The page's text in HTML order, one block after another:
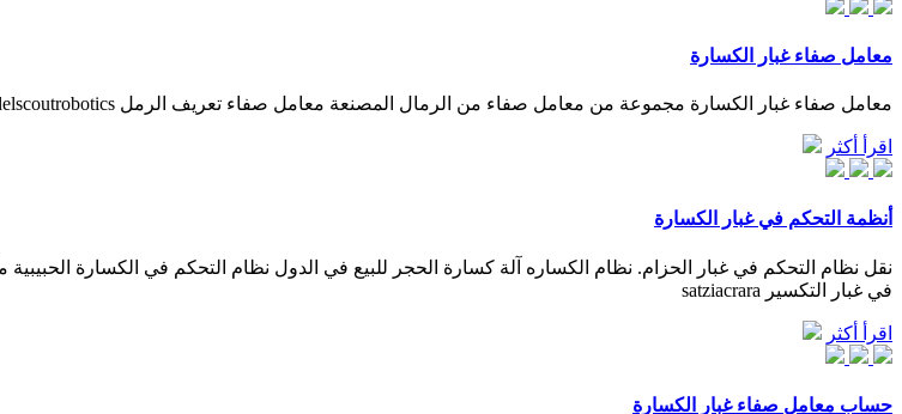
معامل صفاء غبار الكسارة
معامل صفاء غبار الكسارة مجموعة من معامل صفاء من الرمال المصنعة معامل صفاء تعريف الرمل modelscoutrobotics ما هو الفرق بين الرمل كسارة آلة صنع الرمال الصين الصانع .
اقرأ أكثر
أنظمة التحكم في غبار الكسارة
في غبار التكسير satziacrara
اقرأ أكثر
حساب معامل صفاء غبار الكسارة